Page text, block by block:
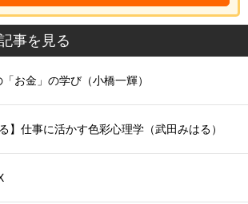
事を見る
お金」の学び（小橋一輝）
】仕事に活かす色彩心理学（武田みはる）